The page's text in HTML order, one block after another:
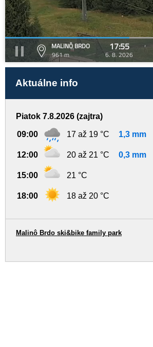
MALINÔ BRDO
961 m
17:55
6. 8. 2026
Aktuálne info
Piatok 7.8.2026 (zajtra)
09:00 17 až 19 °C 1,3 mm
12:00 20 až 21 °C 0,3 mm
15:00 21 °C
18:00 18 až 20 °C
Malinô Brdo ski&bike family park